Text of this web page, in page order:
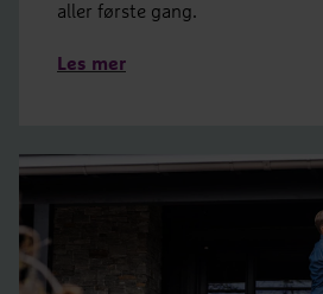
aller første gang.
Les mer